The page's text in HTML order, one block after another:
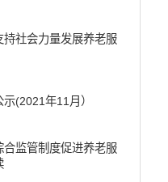
社会力量发展养老服
(2021年11月）
合监管制度促进养老服